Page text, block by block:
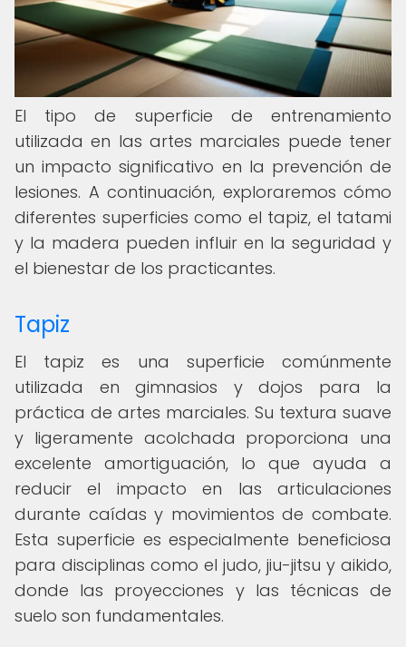
El tipo de superficie de entrenamiento
utilizada en las artes marciales puede tener
un impacto significativo en la prevención de
lesiones. A continuación, exploraremos cómo
diferentes superficies como el tapiz, el tatami
y la madera pueden influir en la seguridad y
el bienestar de los practicantes.
Tapiz
El tapiz es una superficie comúnmente
utilizada en gimnasios y dojos para la
práctica de artes marciales. Su textura suave
y ligeramente acolchada proporciona una
excelente amortiguación, lo que ayuda a
reducir el impacto en las articulaciones
durante caídas y movimientos de combate.
Esta superficie es especialmente beneficiosa
para disciplinas como el judo, jiu-jitsu y aikido,
donde las proyecciones y las técnicas de
suelo son fundamentales.